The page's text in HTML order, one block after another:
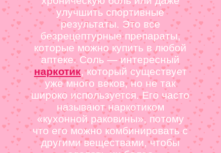
улучшить спортивные
результаты. Это все
безрецептурные препараты,
которые можно купить в любой
аптеке. Соль — интересный
наркотик, который существует
уже много веков, но не так
широко используется. Его часто
называют наркотиком
«кухонной раковины», потому
что его можно комбинировать с
другими веществами, чтобы